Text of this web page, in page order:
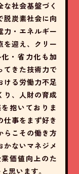
社会基盤づく
脱炭素社会に向
力・エネルギー
を迎え、クリー
・省力化も加
てきた技術力で
ける労働力不足
り、人財の育成
抱いておりま
仕事をまず好き
らこその働き方
ないマネジメ
価値向上のた
思います。